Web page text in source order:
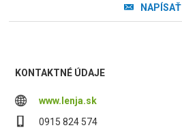
NAPÍSAŤ
KONTAKTNÉ ÚDAJE
www.lenja.sk
0915 824 574